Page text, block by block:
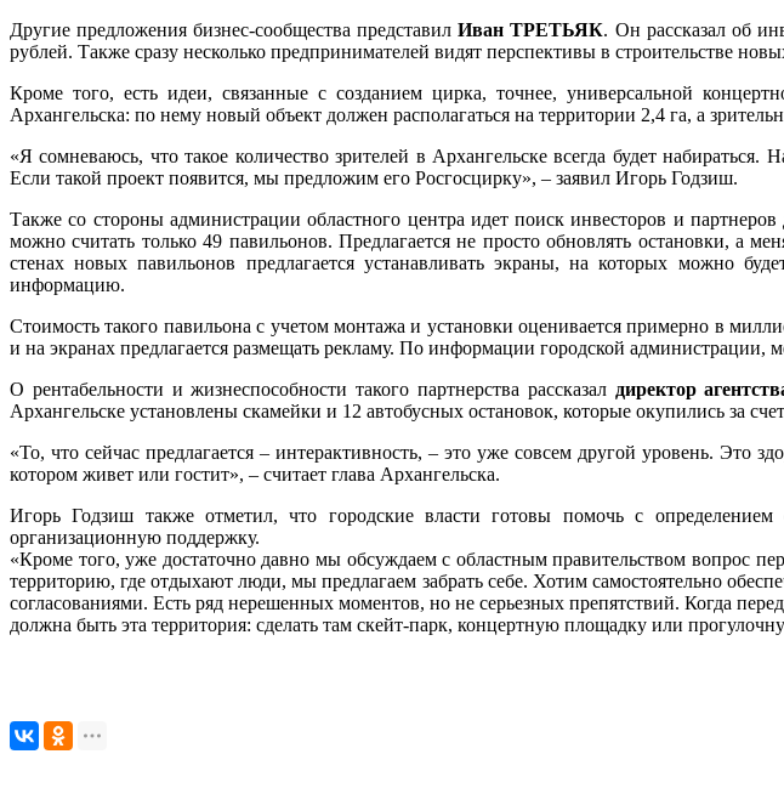
Другие предложения бизнес-сообщества представилИван ТРЕТЬЯК. Он рассказал об
рублей. Также сразу несколько предпринимателей видят перспективы в строительстве
Кроме того, есть идеи, связанные с созданием цирка, точнее, универсальной
Архангельска: по нему новый объект должен располагаться на территории 2,4 га, а
«Я сомневаюсь, что такое количество зрителей в Архангельске всегда будет
Если такой проект появится, мы предложим его Росгосцирку», – заявил Игорь Годзиш.
Также со стороны администрации областного центра идет поиск инвесторов и
можно считать только 49 павильонов. Предлагается не просто обновлять остановки, а
стенах новых павильонов предлагается устанавливать экраны, на которых можно
информацию.
Стоимость такого павильона с учетом монтажа и установки оценивается примерно в
и на экранах предлагается размещать рекламу. По информации городской
О рентабельности и жизнеспособности такого партнерства рассказал директор
Архангельске установлены скамейки и 12 автобусных остановок, которые окупились за
«То, что сейчас предлагается – интерактивность, – это уже совсем другой уровень. Это
котором живет или гостит», – считает глава Архангельска.
Игорь Годзиш также отметил, что городские власти готовы помочь с
организационную поддержку.
«Кроме того, уже достаточно давно мы обсуждаем с областным правительством вопрос
территорию, где отдыхают люди, мы предлагаем забрать себе. Хотим самостоятельно
согласованиями. Есть ряд нерешенных моментов, но не серьезных препятствий. Когда
должна быть эта территория: сделать там скейт-парк, концертную площадку или